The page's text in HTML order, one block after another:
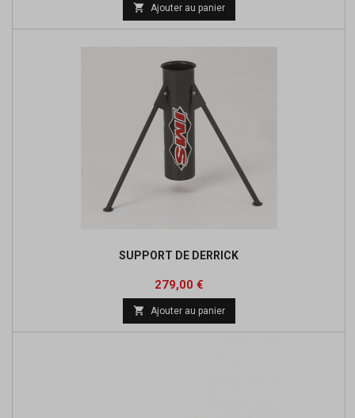
 Ajouter au panier
SUPPORT DE DERRICK
Prix
279,00 €
 Ajouter au panier